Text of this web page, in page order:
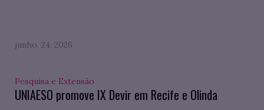
junho. 24, 2026
Pesquisa e Extensão
UNIAESO promove IX Devir em Recife e Olinda